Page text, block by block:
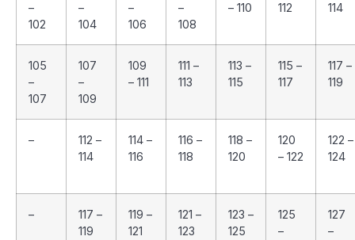
–
102
–
104
–
106
–
108
– 110
112
114
105
–
107
107
–
109
109
– 111
111 –
113
113 –
115
115 –
117
117 –
119
–
112 –
114
114 –
116
116 –
118
118 –
120
120
– 122
122 –
124
–
117 –
119
119 –
121
121 –
123
123 –
125
125
–
127
–